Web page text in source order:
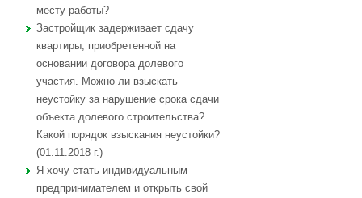
месту работы?
Застройщик задерживает сдачу
квартиры, приобретенной на
основании договора долевого
участия. Можно ли взыскать
неустойку за нарушение срока сдачи
объекта долевого строительства?
Какой порядок взыскания неустойки?
(01.11.2018 г.)
Я хочу стать индивидуальным
предпринимателем и открыть свой